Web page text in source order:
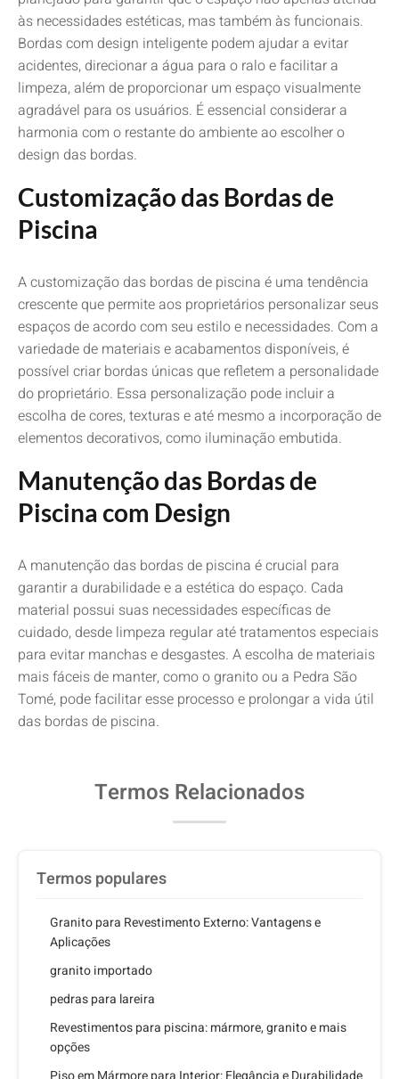
às necessidades estéticas, mas também às funcionais.
Bordas com design inteligente podem ajudar a evitar
acidentes, direcionar a água para o ralo e facilitar a
limpeza, além de proporcionar um espaço visualmente
agradável para os usuários. É essencial considerar a
harmonia com o restante do ambiente ao escolher o
design das bordas.
Customização das Bordas de
Piscina
A customização das bordas de piscina é uma tendência
crescente que permite aos proprietários personalizar seus
espaços de acordo com seu estilo e necessidades. Com a
variedade de materiais e acabamentos disponíveis, é
possível criar bordas únicas que refletem a personalidade
do proprietário. Essa personalização pode incluir a
escolha de cores, texturas e até mesmo a incorporação de
elementos decorativos, como iluminação embutida.
Manutenção das Bordas de
Piscina com Design
A manutenção das bordas de piscina é crucial para
garantir a durabilidade e a estética do espaço. Cada
material possui suas necessidades específicas de
cuidado, desde limpeza regular até tratamentos especiais
para evitar manchas e desgastes. A escolha de materiais
mais fáceis de manter, como o granito ou a Pedra São
Tomé, pode facilitar esse processo e prolongar a vida útil
das bordas de piscina.
Termos Relacionados
Termos populares
Granito para Revestimento Externo: Vantagens e
Aplicações
granito importado
pedras para lareira
Revestimentos para piscina: mármore, granito e mais
opções